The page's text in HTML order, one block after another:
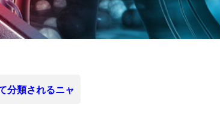
分類されるニャ